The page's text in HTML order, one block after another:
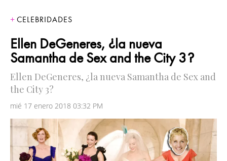
CELEBRIDADES
Ellen DeGeneres, ¿la nueva
Samantha de Sex and the City 3?
Ellen DeGeneres, ¿la nueva Samantha de Sex and
the City 3?
mié 17 enero 2018 03:32 PM